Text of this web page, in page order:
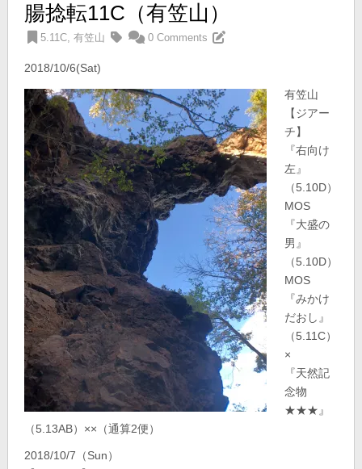
腸捻転11C（有笠山）
5.11C,有笠山 0 Comments
2018/10/6(Sat)
有笠山
【ジアー
チ】
『右向け
左』
（5.10D）
MOS
『大盛の
男』
（5.10D）
MOS
『みかけ
だおし』
（5.11C）
×
『天然記
念物
★★★』
（5.13AB）××（通算2便）
2018/10/7（Sun）